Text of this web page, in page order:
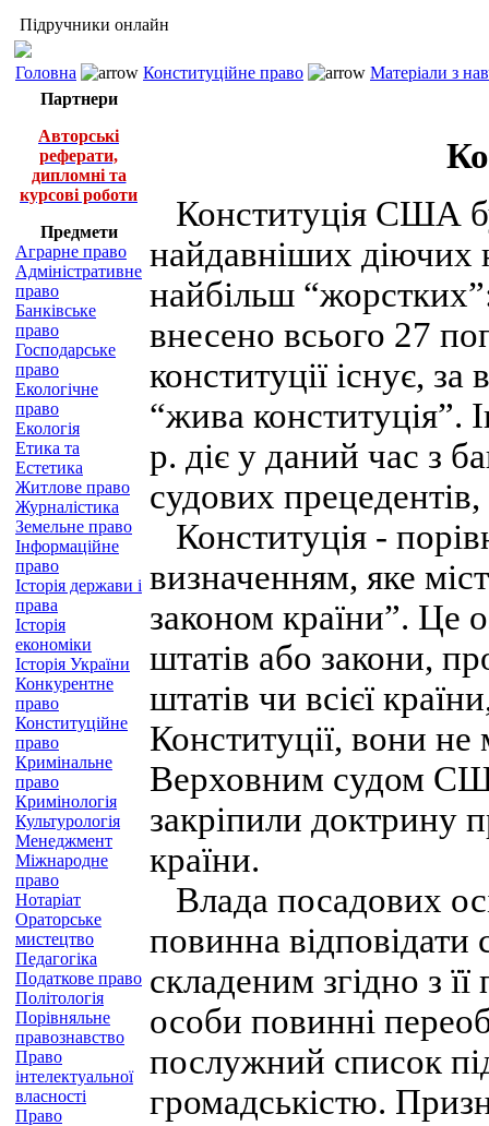
Підручники онлайн
Головна Конституційне право
Матеріали з
Партнери
Авторські
реферати,
дипломні та
курсові роботи
Предмети
Аграрне право
Адміністративне
право
Банківське
право
Господарське
право
Екологічне
право
Екологія
Етика та
Естетика
Житлове право
Журналістика
Земельне право
Інформаційне
право
Історія держави і
права
Історія
економіки
Історія України
Конкурентне
право
Конституційне
право
Кримінальне
право
Кримінологія
Культурологія
Менеджмент
Міжнародне
право
Нотаріат
Ораторське
мистецтво
Педагогіка
Податкове право
Політологія
Порівняльне
правознавство
Право
інтелектуальної
власності
Право
Конституція США
найдавніших діючих
найбільш
внесено всього 27
конституції існує,
“жива конституція”.
р. діє у даний час з
судових
Конституція -
визначенням, яке
законом країни”. Це
штатів або закони,
штатів чи всієї
Конституції, вони
Верховним судом
закріпили доктрину
країни.
Влада посадових
повинна відповідати
складеним згідно з
особи повинні
послужний список
громадськістю.